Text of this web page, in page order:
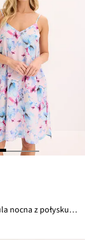
Długa koszula nocna z połyskującej satyny